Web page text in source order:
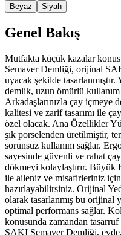
Beyaz Siyah
Genel Bakış
Mutfakta küçük kazalar
Semaver Demliği, orijinal
uyacak şekilde
demlik, uzun ömürlü kullanım
Arkadaşlarınızla çay
kalitesi ve zarif tasarımı ile
özel olacak. Ana Özellikler
şık porselenden üretilmiştir,
sorunsuz kullanım sağlar.
sayesinde güvenli ve rahat
dökmeyi kolaylaştırır. Büyük
ile aileniz ve misafirleriniz
hazırlayabilirsiniz. Orijinal
olarak tasarlanmış bu orijinal
optimal performans sağlar.
konusunda zamandan
SAKI Semaver Demliği,